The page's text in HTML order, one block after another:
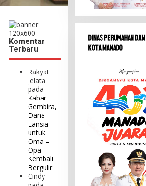
Komentar
Terbaru
Rakyat
jelata
pada
Kabar
Gembira,
Dana
Lansia
untuk
Oma –
Opa
Kembali
Bergulir
Cindy